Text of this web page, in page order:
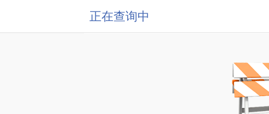
正在查询中